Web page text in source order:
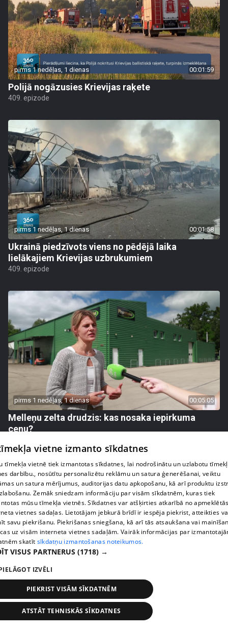
pirms 1 nedēļas, 1 dienas 00:01:59
Polijā nogāzusies Krievijas raķete
409. epizode
pirms 1 nedēļas, 1 dienas 00:01:58
Ukrainā piedzīvots viens no pēdējā laika
lielākajiem Krievijas uzbrukumiem
409. epizode
pirms 1 nedēļas, 1 dienas 00:05:05
Melleņu zelta drudzis: kas nosaka iepirkuma
cenu?
pirms 1 nedēļas, 1 dienas
Ogas un sēnes šogad dārgākas, bet uzpirkšanas
punktos to krietni mazāk
409. epizode
vietne izmanto sīkdatnes
tīmekļa vietnē tiek izmantotas sīkdatnes, lai nodrošinātu un uzlabotu
darbību., nosūtītu personalizētu reklāmu un satura ģenerēšanai, veiktu
un satura mērījumus, auditorijas datu apkopošanu, kā arī produktu
Zemāk sniedzam informāciju par visām sīkdatnēm, kuras tiek
mūsu tīmekļa vietnēs. Sīkdatnes var atšķirties atkarībā no
vietnes sadaļas. Lietotājam jebkurā brīdī ir iespēja piekrist, atteikties
savu piekrišanu. Piekrišanas sniegšana, kā arī tās atsaukšana vai
uz visām interneta vietnes sadaļām. Vairāk informācijas par
skatīt sīkdatņu izmantošanas noteikumos.
VISUS PARTNERUS (1718) →
IZVĒLI
PIEKRIST VISĀM SĪKDATNĒM
ATSTĀT TEHNISKĀS SĪKDATNES